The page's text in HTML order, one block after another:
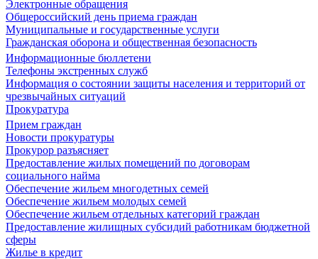
Электронные обращения
Общероссийский день приема граждан
Муниципальные и государственные услуги
Гражданская оборона и общественная безопасность
Информационные бюллетени
Телефоны экстренных служб
Информация о состоянии защиты населения и территорий от
чрезвычайных ситуаций
Прокуратура
Прием граждан
Новости прокуратуры
Прокурор разъясняет
Предоставление жилых помещений по договорам
социального найма
Обеспечение жильем многодетных семей
Обеспечение жильем молодых семей
Обеспечение жильем отдельных категорий граждан
Предоставление жилищных субсидий работникам бюджетной
сферы
Жилье в кредит